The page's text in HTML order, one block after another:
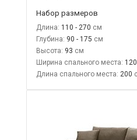
Набор размеров
Длина: 110 - 270
Глубина: 90 - 175
Высота: 93
Ширина спального места: 120
Длина спального места: 200